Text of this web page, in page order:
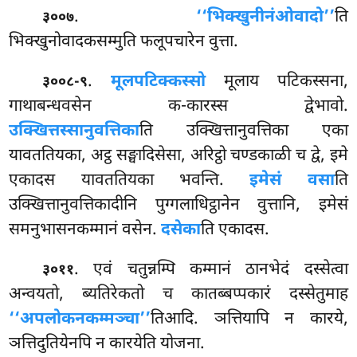
३००७. ‘‘भिक्खुनीनंओवादो’’ति
भिक्खुनोवादकसम्मुति फलूपचारेन वुत्ता.
३००८-९. मूलपटिक्कस्सोमूलाय पटिकस्सना,
गाथाबन्धवसेन क-कारस्स द्वेभावो.
उक्खित्तस्सानुवत्तिकाति उक्खित्तानुवत्तिका एका
यावततियका, अट्ठ सङ्घादिसेसा, अरिट्ठो चण्डकाळी च द्वे, इमे
एकादस यावततियका भवन्ति.इमेसं वसाति
उक्खित्तानुवत्तिकादीनि पुग्गलाधिट्ठानेन वुत्तानि, इमेसं
समनुभासनकम्मानं वसेन.दसेकाति एकादस.
३०११. एवं चतुन्नम्पि कम्मानं ठानभेदं दस्सेत्वा
अन्वयतो, ब्यतिरेकतो च कातब्बप्पकारं दस्सेतुमाह
‘‘अपलोकनकम्मञ्चा’’तिआदि. ञत्तियापि न कारये,
ञत्तिदुतियेनपि न कारयेति योजना.